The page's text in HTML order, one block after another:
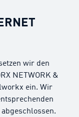
wir den
NETWORK &
ein. Wir